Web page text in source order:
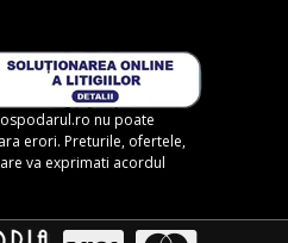
nu poate
erori. Preturile, ofertele,
va exprimati acordul